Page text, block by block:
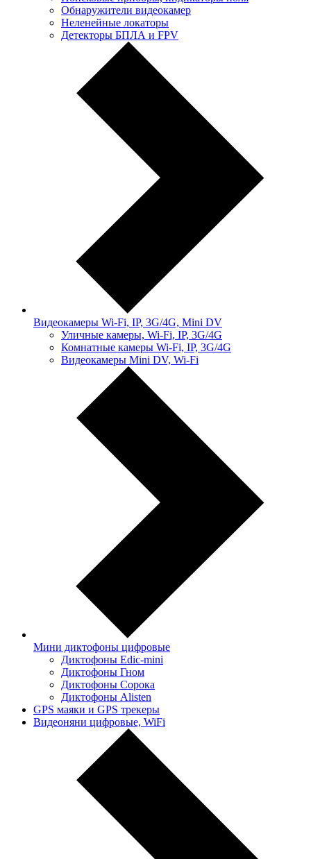
Обнаружители видеокамер
Неленейные локаторы
Детекторы БПЛА и FPV
Видеокамеры Wi-Fi, IP, 3G/4G, Mini DV
Уличные камеры, Wi-Fi, IP, 3G/4G
Комнатные камеры Wi-Fi, IP, 3G/4G
Видеокамеры Mini DV, Wi-Fi
Мини диктофоны цифровые
Диктофоны Edic-mini
Диктофоны Гном
Диктофоны Сорока
Диктофоны Alisten
GPS маяки и GPS трекеры
Видеоняни цифровые, WiFi